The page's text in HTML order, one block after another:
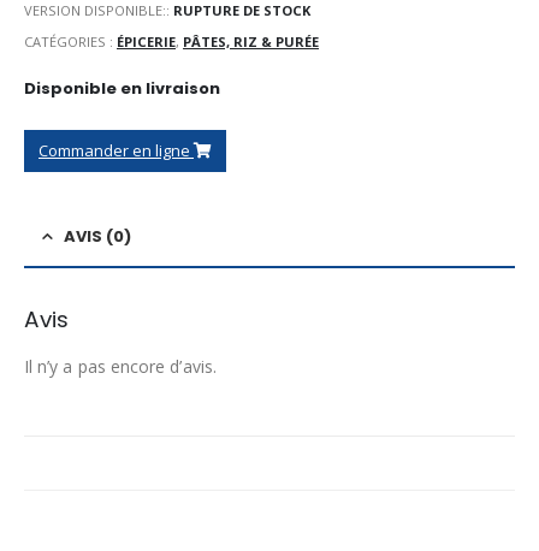
VERSION DISPONIBLE:: RUPTURE DE STOCK
CATÉGORIES : ÉPICERIE, PÂTES, RIZ & PURÉE
Disponible en livraison
Commander en ligne
AVIS (0)
Avis
Il n’y a pas encore d’avis.